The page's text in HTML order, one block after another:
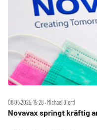
08.05.2025, 15:28 ‧ Michael Diertl
Novavax springt kräftig